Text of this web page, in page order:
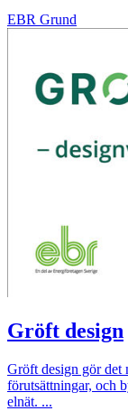
EBR Grund
Gröft design
Gröft design gör det
förutsättningar, och
elnät. ...